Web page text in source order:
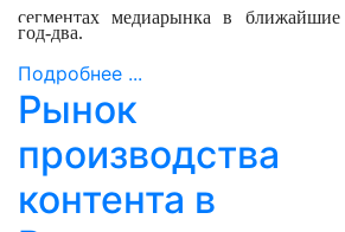
сегментах медиарынка в ближайшие
год-два.
Подробнее ...
Рынок
производства
контента в